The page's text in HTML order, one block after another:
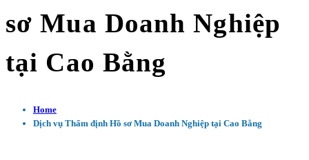
sơ Mua Doanh Nghiệp
tại Cao Bằng
Home
Dịch vụ Thẩm định Hồ sơ Mua Doanh Nghiệp tại Cao Bằng